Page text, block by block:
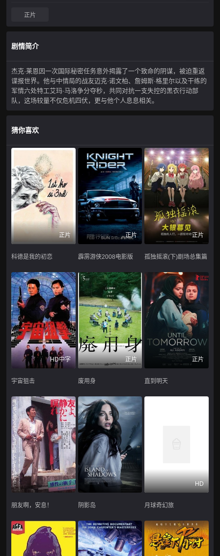
正片
剧情简介
杰克·莱恩因一次国际秘密任务意外揭露了一个致命的阴谋，被迫重返
谍报世界。他与中情局的战友迈克·诺文柏、詹姆斯·格里尔以及干练的
军情六处特工艾玛·马洛争分夺秒，共同对抗一支失控的黑衣行动部
队，这场较量不仅危机四伏，更与他个人息息相关。
猜你喜欢
正片
科德是我的初恋
正片
霹雳游侠2008电影版
正片
孤独摇滚(下)剧场总集篇
HD中字
宇宙狙击
正片
废用身
正片
直到明天
朋友啊，安息！ 阴影岛
HD
月球奇幻旅